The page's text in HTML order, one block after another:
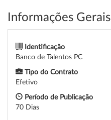
Informações Gerais
Identificação
Banco de Talentos PC
Tipo do Contrato
Efetivo
Período de Publicação
70 Dias